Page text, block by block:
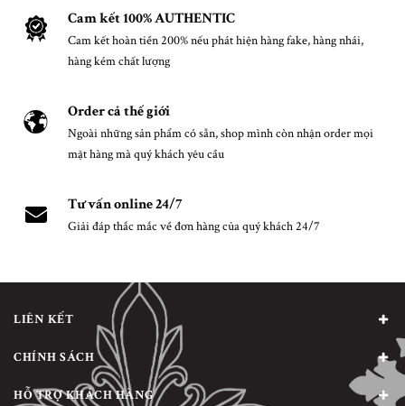
Cam kết 100% AUTHENTIC
Cam kết hoàn tiền 200% nếu phát hiện hàng fake, hàng nhái,
hàng kém chất lượng
Order cả thế giới
Ngoài những sản phẩm có sẵn, shop mình còn nhận order mọi
mặt hàng mà quý khách yêu cầu
Tư vấn online 24/7
Giải đáp thắc mắc về đơn hàng của quý khách 24/7
LIÊN KẾT
CHÍNH SÁCH
HỖ TRỢ KHÁCH HÀNG